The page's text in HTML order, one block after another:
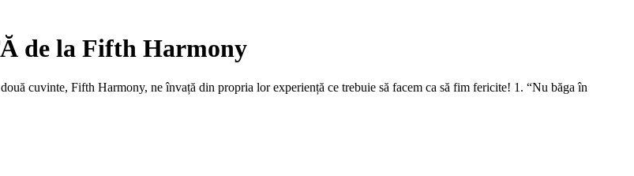
de la Fifth Harmony
cuvinte, Fifth Harmony, ne învață din propria lor experiență ce trebuie să facem ca să fim fericite! 1. “Nu băga în